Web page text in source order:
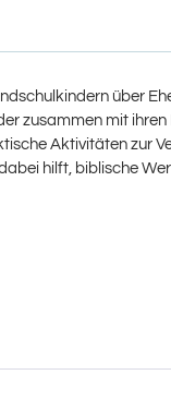
über
zusammen mit
Aktivitäten zur
hilft, biblische